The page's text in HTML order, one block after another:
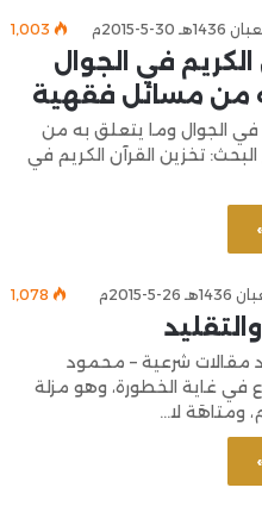
1٬003
الكريم في الجوال
من مسائل فقهية
في الجوال وما يتعلق به من
تخزين القرآن الكريم في
1٬078
مقالات شرعية – محمود
غاية الخطورة، وهو مزلة
ومتاهَة لا…